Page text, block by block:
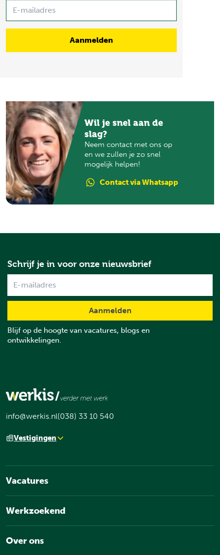
Name
Wil je snel aan de
slag?
Neem contact met ons op
en we zullen je zo snel
mogelijk helpen!
Contactvia Whatsapp
Schrijf je in voor onze nieuwsbrief
Blijf op de hoogte van vacatures, blogs en
ontwikkelingen.
info@werkis.nl(038) 33 10 540
Vestigingen
Vacatures
Werkzoekend
Over ons